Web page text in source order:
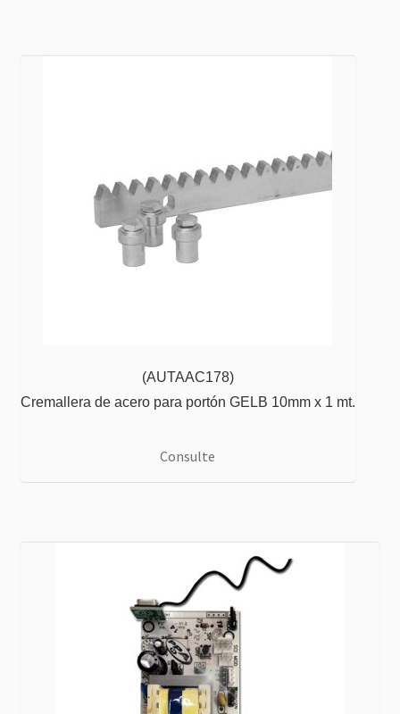
(AUTAAC178)
Cremallera de acero para portón GELB 10mm x 1 mt.
Consulte